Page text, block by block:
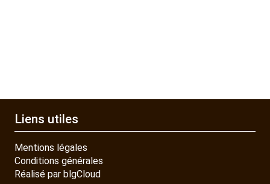
Liens utiles
Mentions légales
Conditions générales
Réalisé par blgCloud